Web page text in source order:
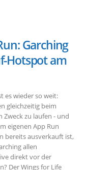
Garching
Hotspot am
es wieder so weit:
gleichzeitig beim
Zweck zu laufen - und
eigenen App Run
bereits ausverkauft ist,
allen
direkt vor der
Der Wings for Life